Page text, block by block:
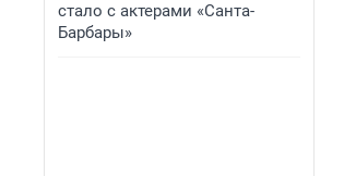
стало с актерами «Санта-
Барбары»